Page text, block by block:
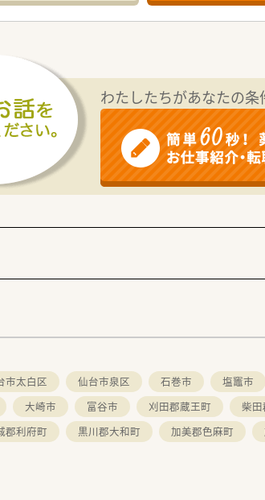
わたしたちがあなたの条
市太白区 仙台市泉区 石巻市 塩竈市
大崎市 富谷市 刈田郡蔵王町 柴
郡利府町 黒川郡大和町 加美郡色麻町